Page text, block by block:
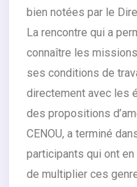
bien notées par le
La rencontre qui a
connaître les missions
ses conditions de
directement avec les
des propositions
CENOU, a terminé
participants qui ont en
de multiplier ces